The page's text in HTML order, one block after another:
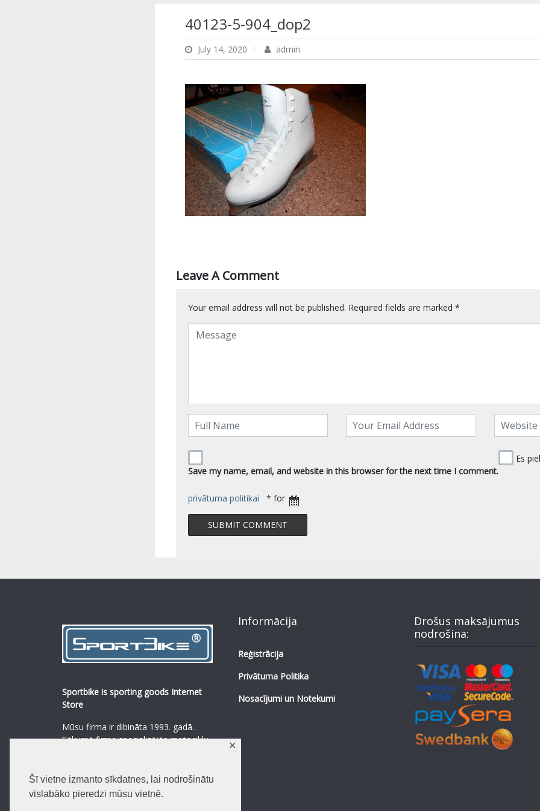
Šī vietne izmanto sīkdatnes, lai nodrošinātu
vislabāko pieredzi mūsu vietnē.
✕
40123-5-904_dop2
July 14, 2020 admin
Leave A Comment
Your email address will not be published. Required fields are marked *
Save my name, email, and website in this browser for the next time I comment.
Es
privātuma politikai * for
Sportbike is sporting goods Internet
Store
Mūsu firma ir dibināta 1993. gadā.
Sākumā firma specializējās motociklu,
Lasīt vairāk
Informācija
Reģistrācija
Privātuma Politika
Nosacījumi un Notekumi
Drošus maksājumus
nodrošina:
0